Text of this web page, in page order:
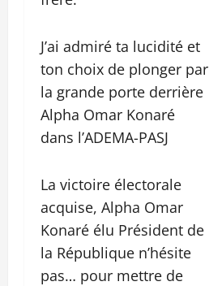
J’ai admiré ta lucidité et
ton choix de plonger par
la grande porte derrière
Alpha Omar Konaré
dans l’ADEMA-PASJ
La victoire électorale
acquise, Alpha Omar
Konaré élu Président de
la République n’hésite
pas… pour mettre de